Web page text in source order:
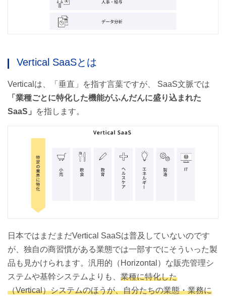
Vertical SaaSとは
Verticalは、「垂直」を指す言葉ですが、 SaaS文脈では
「業種ごとに特化した機能がふんだんに盛り込まれた
SaaS」
を指します。
日本ではまだまだVertical SaaSは普及していないのです
が、独自の商習慣がある業態では一部すでにそういった製
品も見かけられます。汎用的（Horizontal）な販売管理シ
ステムや基幹システムよりも、 業種に特化した
（Vertical）システムのほうが、自分たちの業態・業務に